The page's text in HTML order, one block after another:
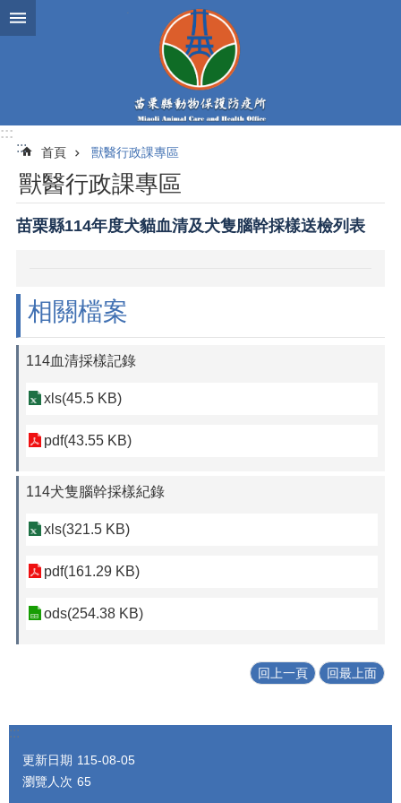
跳到主要內容區塊
:::
:::
首頁 獸醫行政課專區
獸醫行政課專區
苗栗縣114年度犬貓血清及犬隻腦幹採樣送檢列表
相關檔案
114血清採樣記錄
xls(45.5 KB)
pdf(43.55 KB)
114犬隻腦幹採樣紀錄
xls(321.5 KB)
pdf(161.29 KB)
ods(254.38 KB)
回上一頁 回最上面
:::
更新日期 115-08-05
瀏覽人次 65